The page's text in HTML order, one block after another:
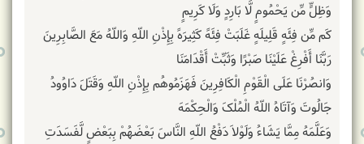
وَظِلٍّ مِّن یَحْمُومٍ لَّا بَارِدٍ وَلَا کَرِیمٍ
کَم مِّن فِئَهٍ قَلِیلَهٍ غَلَبَتْ فِئَهً کَثِیرَهً بِإِذْنِ اللّهِ وَاللّهُ مَعَ الصَّابِرِینَ
رَبَّنَا أَفْرِغْ عَلَیْنَا صَبْرًا وَثَبِّتْ أَقْدَامَنَا
وَانصُرْنَا عَلَى الْقَوْمِ الْکَافِرِینَ فَهَزَمُوهُم بِإِذْنِ اللّهِ وَقَتَلَ دَاوُودُ
جَالُوتَ وَآتَاهُ اللّهُ الْمُلْکَ وَالْحِکْمَهَ
وَعَلَّمَهُ مِمَّا یَشَاءُ وَلَوْلاَ دَفْعُ اللّهِ النَّاسَ بَعْضَهُمْ بِبَعْضٍ لَّفَسَدَتِ